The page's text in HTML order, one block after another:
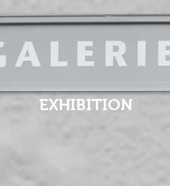
EXHIBITION